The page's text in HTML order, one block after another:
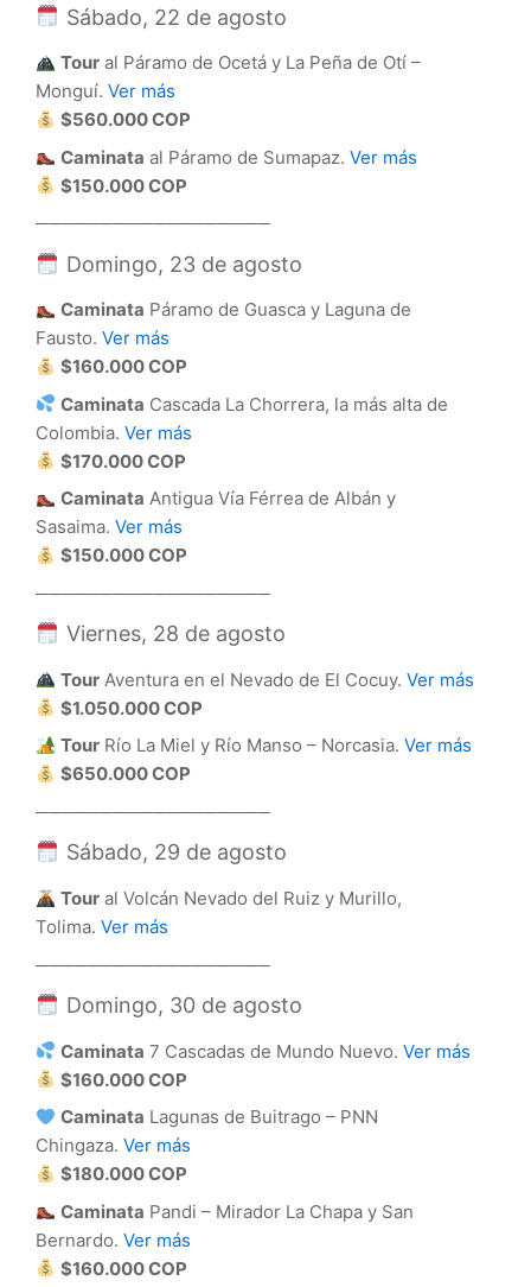
Sábado, 22 de agosto
Tour al Páramo de Ocetá y La Peña de Otí –
Monguí. Ver más
$560.000 COP
Caminata al Páramo de Sumapaz.Ver más
$150.000 COP
──────────────────
Domingo, 23 de agosto
Caminata Páramo de Guasca y Laguna de
Fausto. Ver más
$160.000 COP
Caminata Cascada La Chorrera, la más alta de
Colombia. Ver más
$170.000 COP
Caminata Antigua Vía Férrea de Albán y
Sasaima. Ver más
$150.000 COP
──────────────────
Viernes, 28 de agosto
Tour Aventura en el Nevado de El Cocuy.Ver más
$1.050.000 COP
Tour Río La Miel y Río Manso – Norcasia.Ver más
$650.000 COP
──────────────────
Sábado, 29 de agosto
Tour al Volcán Nevado del Ruiz y Murillo,
Tolima. Ver más
──────────────────
Domingo, 30 de agosto
Caminata 7 Cascadas de Mundo Nuevo.Ver más
$160.000 COP
Caminata Lagunas de Buitrago – PNN
Chingaza. Ver más
$180.000 COP
Caminata Pandi – Mirador La Chapa y San
Bernardo. Ver más
$160.000 COP